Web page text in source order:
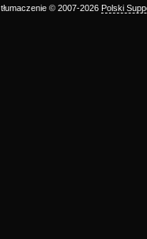
© 2007-2026 Polski